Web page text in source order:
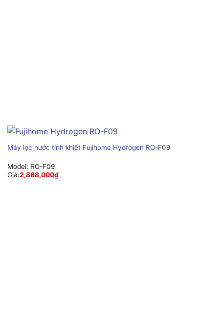
Máy lọc nước tinh khiết Fujihome Hydrogen RO-F09
Model: RO-F09
Giá:2,868,000₫